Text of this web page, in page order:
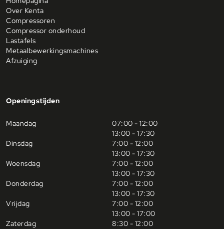
Over Kenta
Compressoren
Compressor onderhoud
Lastafels
Metaalbewerkingsmachines
Afzuiging
Openingstijden
Maandag
07:00 - 12:00
13:00 - 17:30
Dinsdag
7:00 - 12:00
13:00 - 17:30
Woensdag
7:00 - 12:00
13:00 - 17:30
Donderdag
7:00 - 12:00
13:00 - 17:30
Vrijdag
7:00 - 12:00
13:00 - 17:00
Zaterdag
8:30 - 12:00